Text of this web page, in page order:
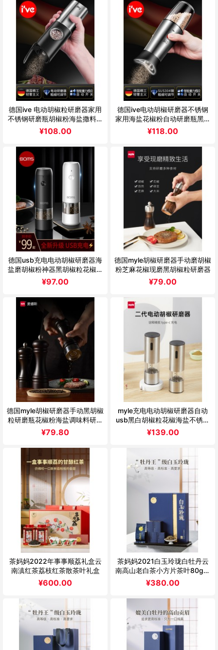
德国ive 电动胡椒粒研磨器家用
不锈钢研磨瓶胡椒粉海盐撒料瓶
神器
¥108.00
德国ive电动胡椒研磨器不锈钢
家用海盐花椒粉自动研磨瓶黑胡
椒粒
¥118.00
德国usb充电电动胡椒研磨器海
盐磨胡椒粉神器黑胡椒粒花椒研
磨瓶
¥97.00
德国myle胡椒研磨器手动磨胡椒
粉芝麻花椒现磨黑胡椒粒研磨器
¥79.00
德国myle胡椒研磨器手动黑胡椒
粒研磨瓶花椒粉海盐调味料研磨
瓶木
¥79.80
myle充电电动胡椒研磨器自动
usb黑白胡椒粒花椒海盐不锈钢
磨粉瓶
¥139.00
茶妈妈2022年事事顺荔礼盒云
南滇红茶荔枝红茶散茶叶礼盒
¥600.00
茶妈妈2021白玉玲珑白牡丹云
南高山老白茶小方片茶叶80g送
礼盒装
¥380.00